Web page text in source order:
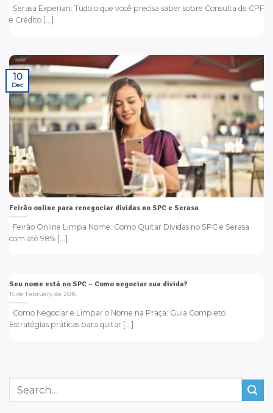
Serasa Experian: Tudo o que você precisa saber sobre Consulta de CPF
e Crédito [...]
Feirão online para renegociar dívidas no SPC e Serasa
Feirão Online Limpa Nome: Como Quitar Dívidas no SPC e Serasa
com até 98% [...]
10
Dec
Seu nome está no SPC – Como negociar sua dívida?
16 de February de 2016
Como Negociar e Limpar o Nome na Praça: Guia Completo
Estratégias práticas para quitar [...]